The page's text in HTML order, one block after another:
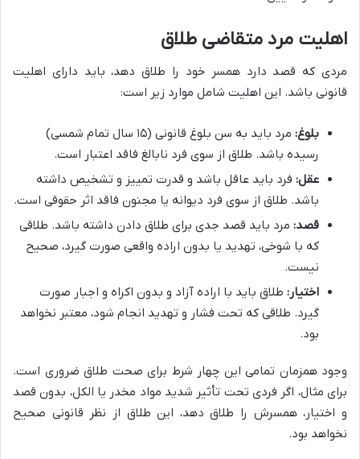
اهلیت مرد متقاضی طلاق
مردی که قصد دارد همسر خود را طلاق دهد، باید دارای اهلیت
قانونی باشد. این اهلیت شامل موارد زیر است:
بلوغ:
مرد باید به سن بلوغ قانونی (۱۵ سال تمام شمسی)
رسیده باشد. طلاق از سوی فرد نابالغ فاقد اعتبار است.
عقل: فرد باید عاقل باشد و قدرت تمییز و تشخیص داشته
باشد. طلاق از سوی فرد دیوانه یا مجنون فاقد اثر حقوقی است.
قصد: مرد باید قصد جدی برای طلاق دادن داشته باشد. طلاقی
که با شوخی، تهدید یا بدون اراده واقعی صورت گیرد، صحیح
نیست.
اختیار: طلاق باید با اراده آزاد و بدون اکراه و اجبار صورت
گیرد. طلاقی که تحت فشار و تهدید انجام شود، معتبر نخواهد
بود.
وجود همزمان تمامی این چهار شرط برای صحت طلاق ضروری است.
برای مثال، اگر فردی تحت تأثیر شدید مواد مخدر یا الکل، بدون قصد
و اختیار، همسرش را طلاق دهد، این طلاق از نظر قانونی صحیح
نخواهد بود.